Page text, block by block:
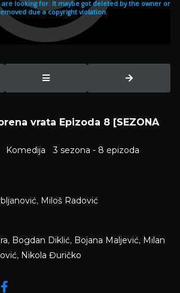
vrata Epizoda 8 [SEZONA
Komedija 3 sezona - 8 epizoda
, Miloš Radović
, Bogdan Diklić, Bojana Maljević, Milan
, Nikola Đuričko